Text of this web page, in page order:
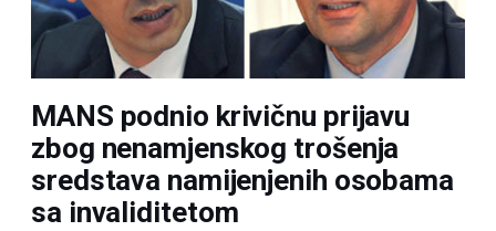
MANS podnio krivičnu prijavu
zbog nenamjenskog trošenja
sredstava namijenjenih osobama
sa invaliditetom